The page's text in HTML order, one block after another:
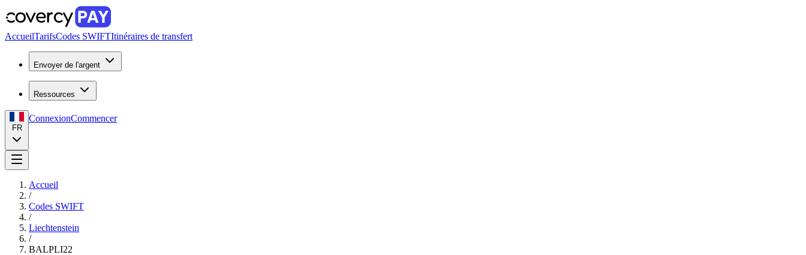
AccueilTarifsCodes SWIFTItinéraires de transfert
Envoyer de l'argent
Ressources
FR
ConnexionCommencer
Accueil
/
Codes SWIFT
/
Liechtenstein
/
BALPLI22